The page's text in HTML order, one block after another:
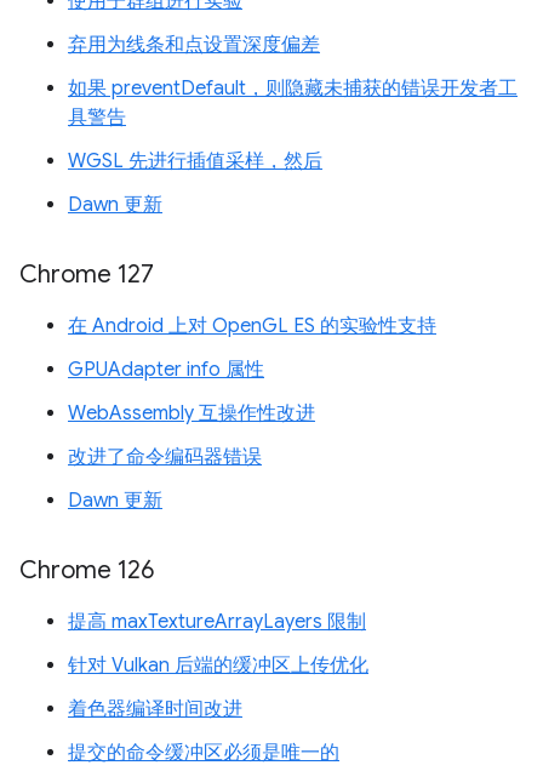
弃用为线条和点设置深度偏差
如果 preventDefault，则隐藏未捕获的错误开发者工
具警告
WGSL 先进行插值采样，然后
Dawn 更新
Chrome 127
在 Android 上对 OpenGL ES 的实验性支持
GPUAdapter info 属性
WebAssembly 互操作性改进
改进了命令编码器错误
Dawn 更新
Chrome 126
提高 maxTextureArrayLayers 限制
针对 Vulkan 后端的缓冲区上传优化
着色器编译时间改进
提交的命令缓冲区必须是唯一的